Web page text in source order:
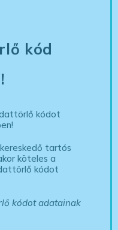
kód
kódot
tartós
köteles a
kódot
kódot adatainak